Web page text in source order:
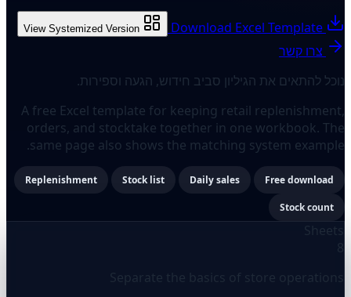
צרו קשר
נוכל להתאים את הגיליון סביב חידוש, הגעה וספירות.
A free Excel template for keeping retail replenishment,
orders, and stocktake together in one workbook. The
same page also shows the matching system example.
Free download
Daily sales
Stock list
Replenishment
Stock count
Sheets
8
Separate the basics of store operations